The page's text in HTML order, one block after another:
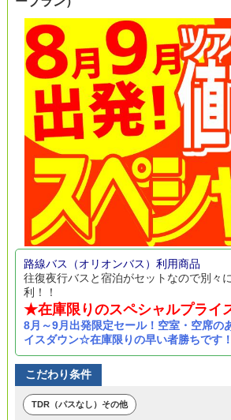
路線バス（オリオンバス）利用商品
往復夜行バスと宿泊がセットなので別々
利！！
★在庫限りのスペシャルプライ
8月～9月出発限定セール！空室・空席の
イスダウン☆在庫限りの早い者勝ちです
こだわり条件
TDR（パスなし）その他